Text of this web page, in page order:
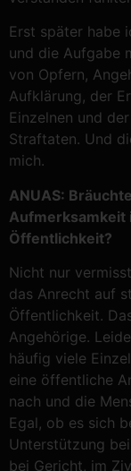
Erst später habe
und die Aufgabe
von Opfern,
Aufklärung, der
Einzelnen und
Straftaten. Und
mich.
ANUAS:
Aufmerksamkeit
Nicht nur
das Anrecht auf
Öffentlichkeit.
Angehörige.
häufig viele
eine öffentliche
nach und die
Egal, ob es sich
Unterstützung
bei Gericht, im